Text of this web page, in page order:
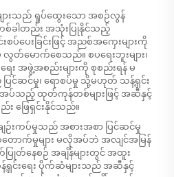
ျားသည် ရှုပ်ထွေးသော အစဉ်လွန်
တစ်ခါတည်း အသုံးပြုနိုင်သည့်
ပ်ပေးခြင်းဖြင့် အညစ်အကှေးများကို
လွတ်မောက်စေသည်။ စပရေးဘူးများ၊
ရေး အဖွဲ့အစည်းများကို စုစည်းရန် မ
င်ဆင်မှု၊ ရောစပ်မှု သို့မဟုတ် သန့်ရှင်း
အပ်သည့် ထုတ်ကုန်တစ်များဖြင့် အဆီနှင့်
ဖြေရှင်းနိုင်သည်။
ဉ်းကပ်မှုသည် အစားအစာ ပြင်ဆင်မှု
တောက်မှုများ မလိုအပ်ဘဲ အလျင်အမြန်
နေစဉ် အချိန်များတွင် အထူး
ရှင်းရေး ပိုက်ဆံများသည် အဆီနှင့်